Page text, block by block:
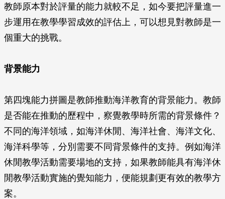
教師原本對於評量的能力就較不足，如今要把評量進一
步運用在教學學習成效的評估上，可以想見對教師是一
個重大的挑戰。
背景能力
第四塊能力拼圖是教師推動海洋教育的背景能力。教師
是否能在推動的歷程中，察覺教學時所需的背景條件？
不同的海洋領域，如海洋休閒、海洋社會、海洋文化、
海洋科學等，分別需要不同背景條件的支持。例如海洋
休閒教學活動需要場地的支持，如果教師能具有海洋休
閒教學活動實施的覺知能力，便能規劃更有效的教學方
案。